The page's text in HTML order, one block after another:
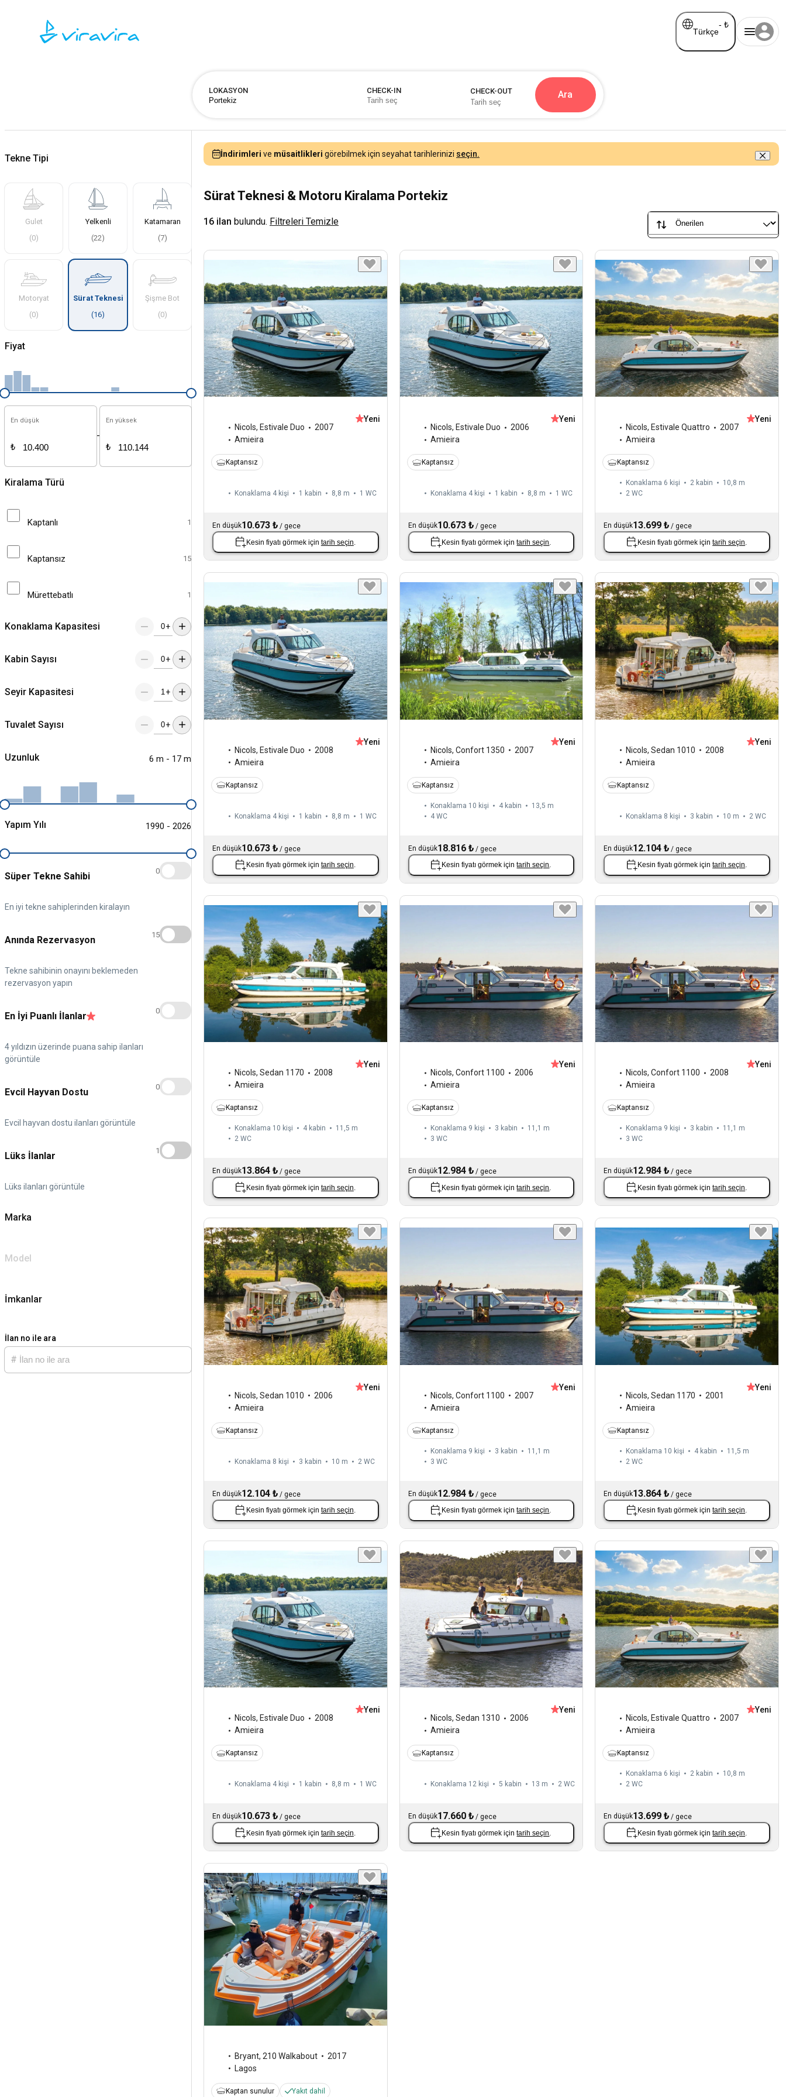
Türkçe
- ₺
LOKASYON CHECK-IN CHECK-OUT Ara
Tekne Tipi
Gulet
(0)
Yelkenli
(22)
Katamaran
(7)
Motoryat
(0)
Sürat Teknesi
(16)
Şişme Bot
(0)
Fiyat
En düşük
₺
-
En yüksek
₺
Kiralama Türü
Kaptanlı 1
Kaptansız 15
Mürettebatlı 1
Konaklama Kapasitesi +
Kabin Sayısı +
Seyir Kapasitesi +
Tuvalet Sayısı +
Uzunluk 6 m - 17 m
Yapım Yılı 1990 - 2026
Süper Tekne Sahibi
En iyi tekne sahiplerinden kiralayın
0
Anında Rezervasyon
Tekne sahibinin onayını beklemeden
rezervasyon yapın
15
En İyi Puanlı İlanlar
4 yıldızın üzerinde puana sahip ilanları
görüntüle
0
Evcil Hayvan Dostu
Evcil hayvan dostu ilanları görüntüle
0
Lüks İlanlar
Lüks ilanları görüntüle
1
Marka
Model
İmkanlar
İlan no ile ara
İndirimleri ve müsaitlikleri görebilmek için seyahat tarihlerinizi seçin.
Sürat Teknesi & Motoru Kiralama Portekiz
16 ilan bulundu. Filtreleri Temizle
Nicols, Estivale Duo
2007
Amieira
Yeni
Kaptansız
Konaklama 4 kişi 1 kabin 8,8 m 1 WC
En düşük10.673 ₺ / gece
Kesin fiyatı görmek için tarih seçin
Nicols, Estivale Duo
2006
Amieira
Yeni
Kaptansız
Konaklama 4 kişi 1 kabin 8,8 m 1 WC
En düşük10.673 ₺/ gece
Kesin fiyatı görmek içintarih seçin
Nicols, Estivale Quattro
2007
Amieira
Yeni
Kaptansız
Konaklama 6 kişi 2 kabin
10,8 m
2 WC
En düşük13.699 ₺ /gece
Kesin fiyatı görmek içintarih seçin
Nicols, Estivale Duo
2008
Amieira
Yeni
Kaptansız
Konaklama 4 kişi 1 kabin 8,8 m 1 WC
En düşük10.673 ₺ / gece
Kesin fiyatı görmek için tarih seçin.
Nicols, Confort 1350
2007
Amieira
Yeni
Kaptansız
Konaklama 10 kişi 4 kabin
13,5 m
4 WC
En düşük18.816 ₺/ gece
Kesin fiyatı görmek içintarih seçin.
Nicols,Sedan 1010
2008
Amieira
Yeni
Kaptansız
Konaklama 8 kişi 3 kabin 10 m 2 WC
En düşük12.104 ₺ /gece
Kesin fiyatı görmek içintarih seçin.
Nicols, Sedan 1170
2008
Amieira
Yeni
Kaptansız
Konaklama 10 kişi 4 kabin
11,5 m
2 WC
En düşük13.864 ₺ / gece
Kesin fiyatı görmek için tarih seçin
Nicols, Confort 1100
2006
Amieira
Yeni
Kaptansız
Konaklama 9 kişi 3 kabin
11,1 m
3 WC
En düşük12.984 ₺/ gece
Kesin fiyatı görmek içintarih seçin
Nicols,Confort 1100
2008
Amieira
Yeni
Kaptansız
Konaklama 9 kişi 3 kabin
11,1 m
3 WC
En düşük12.984 ₺ /gece
Kesin fiyatı görmek içintarih seçin
Nicols, Sedan 1010
2006
Amieira
Yeni
Kaptansız
Konaklama 8 kişi 3 kabin 10 m 2 WC
En düşük12.104 ₺ / gece
Kesin fiyatı görmek için tarih seçin.
Nicols, Confort 1100
2007
Amieira
Yeni
Kaptansız
Konaklama 9 kişi 3 kabin
11,1 m
3 WC
En düşük12.984 ₺/ gece
Kesin fiyatı görmek içintarih seçin.
Nicols,Sedan 1170
2001
Amieira
Yeni
Kaptansız
Konaklama 10 kişi 4 kabin
11,5 m
2 WC
En düşük13.864 ₺ /gece
Kesin fiyatı görmek içintarih seçin.
Nicols, Estivale Duo
2008
Amieira
Yeni
Kaptansız
Konaklama 4 kişi 1 kabin 8,8 m 1 WC
En düşük10.673 ₺ / gece
Kesin fiyatı görmek için tarih seçin
Nicols, Sedan 1310
2006
Amieira
Yeni
Kaptansız
Konaklama 12 kişi 5 kabin 13 m 2 WC
En düşük17.660 ₺/ gece
Kesin fiyatı görmek içintarih seçin
Nicols, Estivale Quattro
2007
Amieira
Yeni
Kaptansız
Konaklama 6 kişi 2 kabin
10,8 m
2 WC
En düşük13.699 ₺ /gece
Kesin fiyatı görmek içintarih seçin
Bryant, 210 Walkabout
2017
Lagos
Kaptan sunulur Yakıt dahil